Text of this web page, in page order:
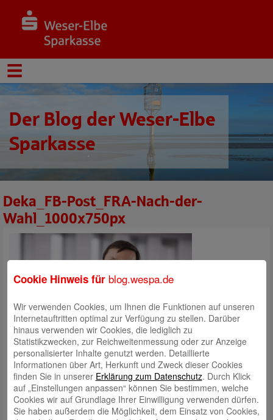
Der Blog der Weser-Elbe
Sparkasse
Deka_FB-Post_FRA-Nach-der-
Wahl_1000x750px
Schreibe einen Kommentar
Cookie Hinweis für blog.wespa.de
Wir verwenden Cookies, um Ihnen die Funktionen auf unseren
Internetauftritten optimal zur Verfügung zu stellen. Darüber
hinaus verwenden wir Cookies, die lediglich zu
Statistikzwecken, zur Reichweitenmessung oder zur Anzeige
personalisierter Inhalte genutzt werden. Detaillierte
Informationen über Art, Herkunft und Zweck dieser Cookies
finden Sie in unserer Erklärung zum Datenschutz. Durch Klick
auf „Einstellungen anpassen“ können Sie bestimmen, welche
Cookies wir auf Grundlage Ihrer Einwilligung verwenden dürfen.
Sie haben außerdem die Möglichkeit, dem Einsatz von Cookies,